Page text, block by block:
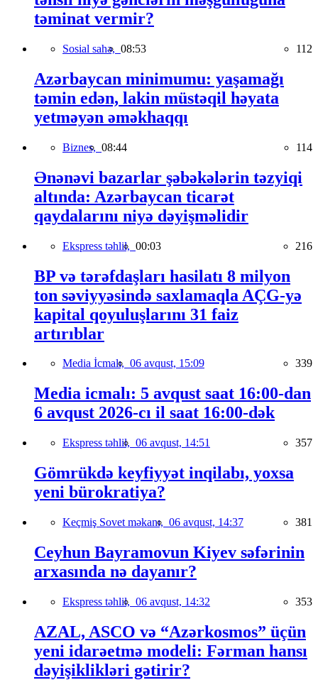
təminat vermir?
Sosial sahə, 08:53 112
Azərbaycan minimumu: yaşamağı
təmin edən, lakin müstəqil həyata
yetməyən əməkhaqqı
Biznes, 08:44 114
Ənənəvi bazarlar şəbəkələrin təzyiqi
altında: Azərbaycan ticarət
qaydalarını niyə dəyişməlidir
Ekspress təhlil, 00:03 216
BP və tərəfdaşları hasilatı 8 milyon
ton səviyyəsində saxlamaqla AÇG-yə
kapital qoyuluşlarını 31 faiz
artırıblar
Media İcmalı, 06 avqust, 15:09 339
Media icmalı: 5 avqust saat 16:00-dan
6 avqust 2026-cı il saat 16:00-dək
Ekspress təhlil, 06 avqust, 14:51 357
Gömrükdə keyfiyyət inqilabı, yoxsa
yeni bürokratiya?
Keçmiş Sovet məkanı, 06 avqust, 14:37 381
Ceyhun Bayramovun Kiyev səfərinin
arxasında nə dayanır?
Ekspress təhlil, 06 avqust, 14:32 353
AZAL, ASCO və “Azərkosmos” üçün
yeni idarəetmə modeli: Fərman hansı
dəyişiklikləri gətirir?